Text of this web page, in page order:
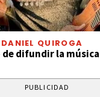
QUIROGA
difundir la
PUBLICIDAD